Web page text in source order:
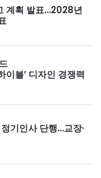
계획 발표…2028년
이볼’ 디자인 경쟁력
기인사 단행…교장·